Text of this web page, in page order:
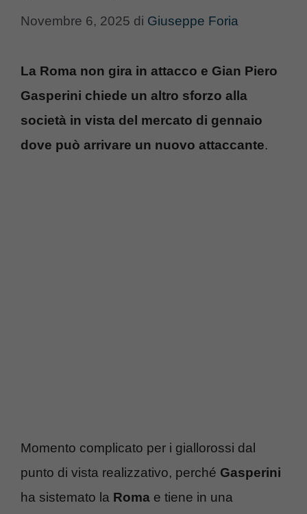
Novembre 6, 2025 di Giuseppe Foria
La Roma non gira in attacco e Gian Piero
Gasperini chiede un altro sforzo alla
società in vista del mercato di gennaio
dove può arrivare un nuovo attaccante.
Momento complicato per i giallorossi dal
punto di vista realizzativo, perché Gasperini
ha sistemato la Roma e tiene in una